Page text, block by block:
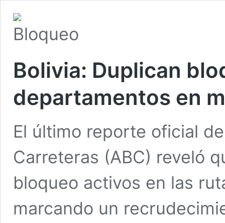
Bolivia: Duplican
departamentos en
El último reporte oficial
Carreteras (ABC) reveló
bloqueo activos en las
marcando un